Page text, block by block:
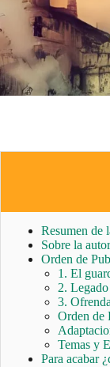
Resumen de
Sobre la
Orden de
1. El
2.
3.
Orden de
Temas y
Para acabar